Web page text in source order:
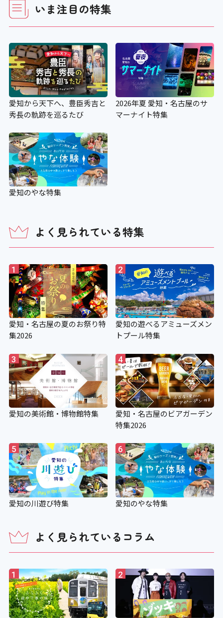
いま注目の特集
愛知から天下へ、豊臣秀吉と
秀長の軌跡を巡るたび
2026年夏 愛知・名古屋のサ
マーナイト特集
愛知のやな特集
よく見られている特集
1
愛知・名古屋の夏のお祭り特
集2026
2
愛知の遊べるアミューズメン
トプール特集
3
愛知の美術館・博物館特集
4
愛知・名古屋のビアガーデン
特集2026
5
愛知の川遊び特集
6
愛知のやな特集
よく見られているコラム
1 2